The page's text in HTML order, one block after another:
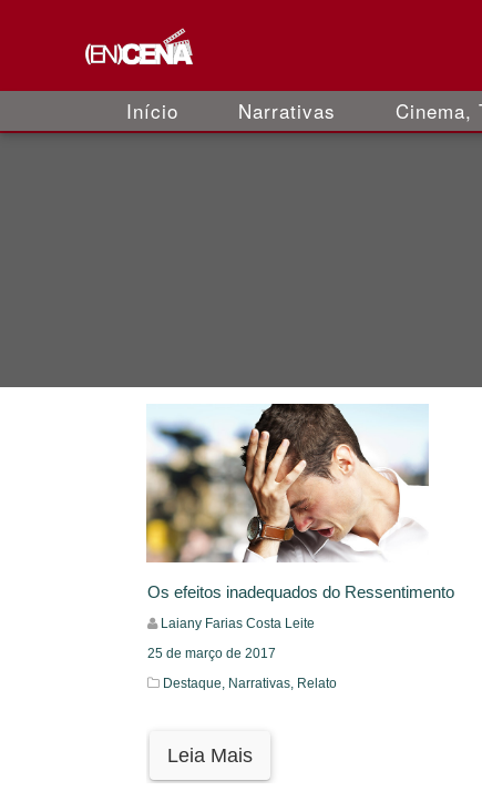
Início Narrativas Cinema,
Os efeitos inadequados do Ressentimento
Laiany Farias Costa Leite
25 de março de 2017
Destaque, Narrativas, Relato
Leia Mais